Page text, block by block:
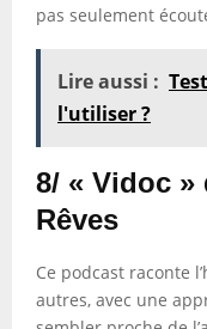
pas seulement
Lire aussi :
l'utiliser ?
8/ « Vidoc
Rêves
Ce podcast raconte
autres, avec une